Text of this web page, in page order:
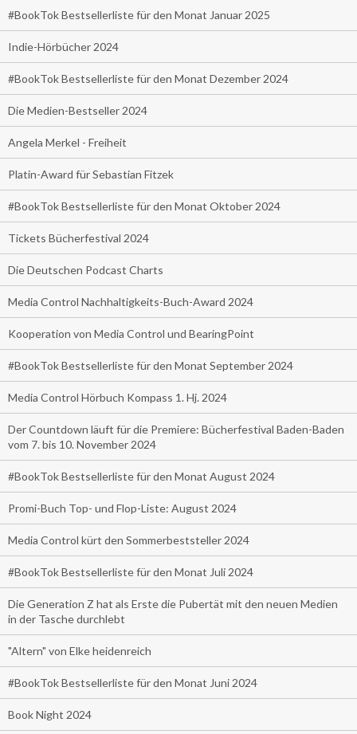
#BookTok Bestsellerliste für den Monat Januar 2025
Indie-Hörbücher 2024
#BookTok Bestsellerliste für den Monat Dezember 2024
Die Medien-Bestseller 2024
Angela Merkel - Freiheit
Platin-Award für Sebastian Fitzek
#BookTok Bestsellerliste für den Monat Oktober 2024
Tickets Bücherfestival 2024
Die Deutschen Podcast Charts
Media Control Nachhaltigkeits-Buch-Award 2024
Kooperation von Media Control und BearingPoint
#BookTok Bestsellerliste für den Monat September 2024
Media Control Hörbuch Kompass 1. Hj. 2024
Der Countdown läuft für die Premiere: Bücherfestival Baden-Baden
vom 7. bis 10. November 2024
#BookTok Bestsellerliste für den Monat August 2024
Promi-Buch Top- und Flop-Liste: August 2024
Media Control kürt den Sommerbeststeller 2024
#BookTok Bestsellerliste für den Monat Juli 2024
Die Generation Z hat als Erste die Pubertät mit den neuen Medien
in der Tasche durchlebt
"Altern" von Elke heidenreich
#BookTok Bestsellerliste für den Monat Juni 2024
Book Night 2024